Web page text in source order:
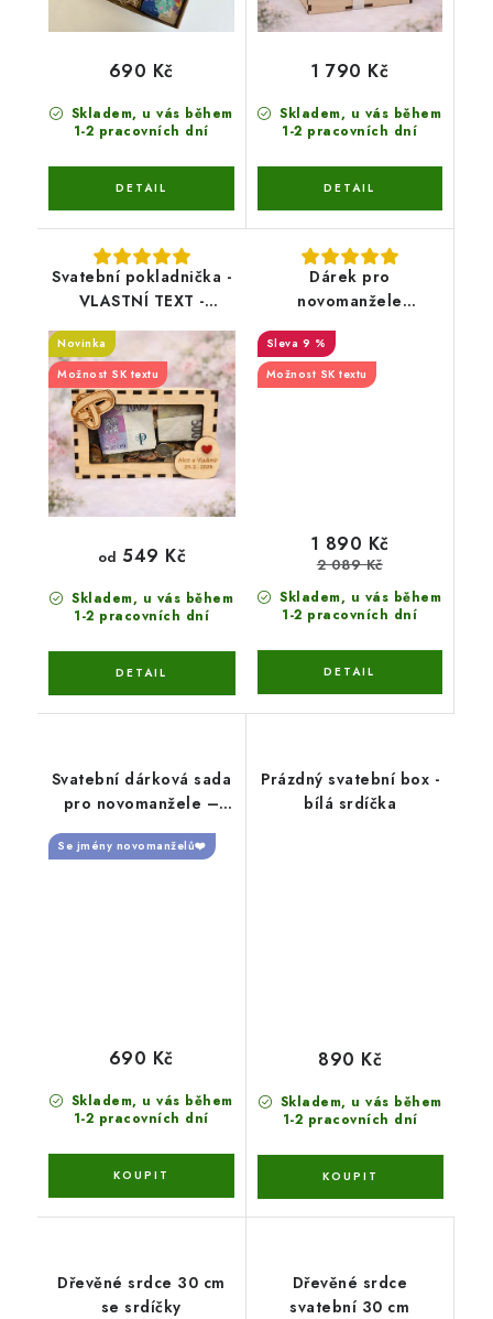
Skladem, u vás během
1-2 pracovních dní
690 Kč
Skladem, u vás během
1-2 pracovních dní
1 790 Kč
Svatební pokladnička -
VLASTNÍ TEXT -
Novinka
Možnost SK textu
Skladem, u vás během
1-2 pracovních dní
od 549 Kč
Dárek pro
novomanžele
přání)
9 %
Možnost SK textu
Skladem, u vás během
1-2 pracovních dní
1 890 Kč
2 089 Kč
Svatební dárková sada
pro novomanžele –
Naše společná cesta -
bílá
Se jmény novomanželů❤️
Skladem, u vás během
1-2 pracovních dní
690 Kč
Prázdný svatební box -
bílá srdíčka
Skladem, u vás během
1-2 pracovních dní
890 Kč
Dřevěné srdce 30 cm
se srdíčky
Dřevěné srdce
svatební 30 cm